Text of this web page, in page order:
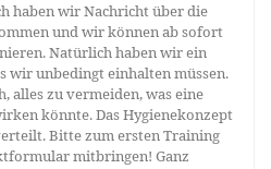
haben wir Nachricht über die
und wir können ab sofort
Natürlich haben wir ein
wir unbedingt einhalten müssen.
alles zu vermeiden, was eine
könnte. Das Hygienekonzept
Bitte zum ersten Training
mitbringen! Ganz